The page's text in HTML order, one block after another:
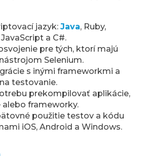
jazyk:Java, Ruby,
a C#.
pre tých, ktorí majú
Selenium.
s inými frameworkmi a
testovanie.
prekompilovať aplikácie,
alebo frameworky.
použitie testov a kódu
iOS, Android a Windows.